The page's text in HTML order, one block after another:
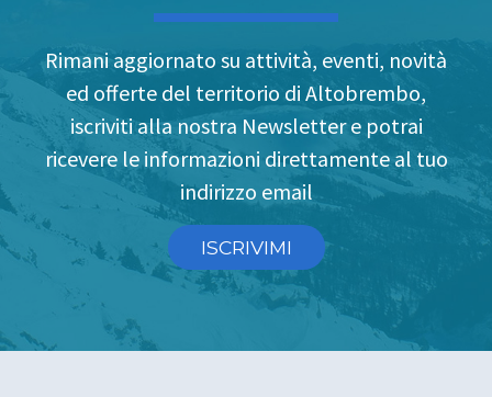
Rimani aggiornato su attività, eventi, novità
ed offerte del territorio di Altobrembo,
iscriviti alla nostra Newsletter e potrai
ricevere le informazioni direttamente al tuo
indirizzo email
ISCRIVIMI